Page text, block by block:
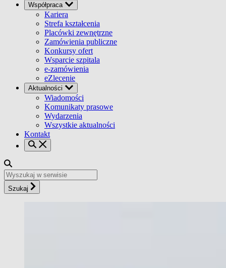
Współpraca
Kariera
Strefa kształcenia
Placówki zewnętrzne
Zamówienia publiczne
Konkursy ofert
Wsparcie szpitala
e-zamówienia
eZlecenie
Aktualności
Wiadomości
Komunikaty prasowe
Wydarzenia
Wszystkie aktualności
Kontakt
Szukaj